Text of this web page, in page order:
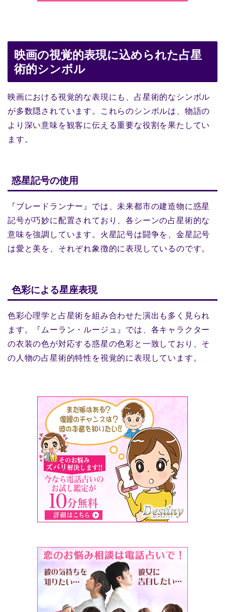
映画の視覚的表現に込められた占星
術的シンボル
映画における視覚的な表現にも、占星術的なシンボル
が多数隠されています。これらのシンボルは、物語の
より深い意味を観客に伝える重要な役割を果たしてい
ます。
惑星記号の使用
『ブレードランナー』では、未来都市の建造物に惑星
記号が巧妙に配置されており、各シーンの占星術的な
意味を強調しています。火星記号は闘争を、金星記号
は愛と美を、それぞれ象徴的に表現しているのです。
色彩による星座表現
色彩心理学と占星術を組み合わせた演出も多く見られ
ます。『ムーラン・ルージュ』では、各キャラクター
の衣装の色が対応する惑星の色彩と一致しており、そ
の人物の占星術的特性を視覚的に表現しています。